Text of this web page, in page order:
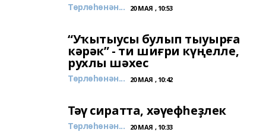
Төрлөһөнән... 20 МАЯ , 10:53
“Уҡытыусы булып тыуырға
кәрәк” - ти шиғри күңелле,
рухлы шәхес
Төрлөһөнән... 20 МАЯ , 10:42
Тәү сиратта, хәүефһеҙлек
Төрлөһөнән... 20 МАЯ , 10:33